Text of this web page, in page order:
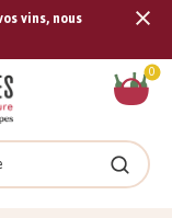
vins, nous
0